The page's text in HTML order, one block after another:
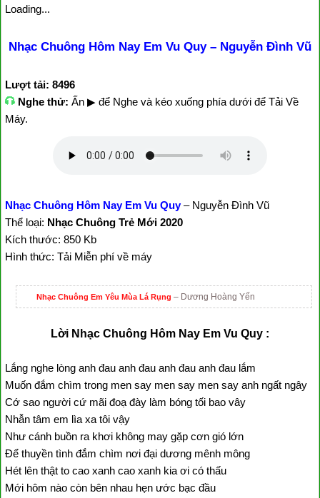
Loading...
Nhạc Chuông Hôm Nay Em Vu Quy – Nguyễn Đình Vũ
Lượt tải: 8496
Nghe thử: Ấn ▶ để Nghe và kéo xuống phía dưới để Tải Về
Máy.
Nhạc Chuông Hôm Nay Em Vu Quy– Nguyễn Đình Vũ
Thể loại: Nhạc Chuông Trẻ Mới 2020
Kích thước: 850 Kb
Hình thức: Tải Miễn phí về máy
Nhạc Chuông Em Yêu Mùa Lá Rụng – Dương Hoàng Yến
Lời Nhạc Chuông Hôm Nay Em Vu Quy :
Lắng nghe lòng anh đau anh đau anh đau anh đau lắm
Muốn đắm chìm trong men say men say men say anh ngất ngây
Cớ sao người cứ mãi đoạ đày làm bóng tối bao vây
Nhẫn tâm em lìa xa tôi vậy
Như cánh buồn ra khơi không may gặp cơn gió lớn
Để thuyền tình đắm chìm nơi đại dương mênh mông
Hét lên thật to cao xanh cao xanh kia ơi có thấu
Mới hôm nào còn bên nhau hẹn ước bạc đầu